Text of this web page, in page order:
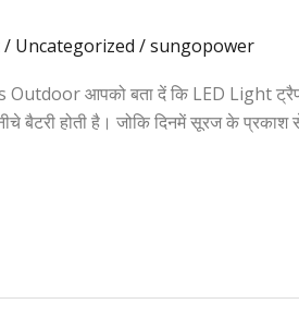
/ Uncategorized /sungopower
आपको बता दें कि LED Light
बैटरी होती है। जोकि दिनमें सूरज के